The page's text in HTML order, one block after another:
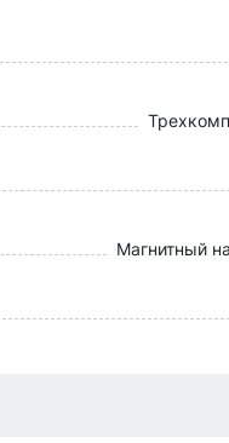
Магнитный